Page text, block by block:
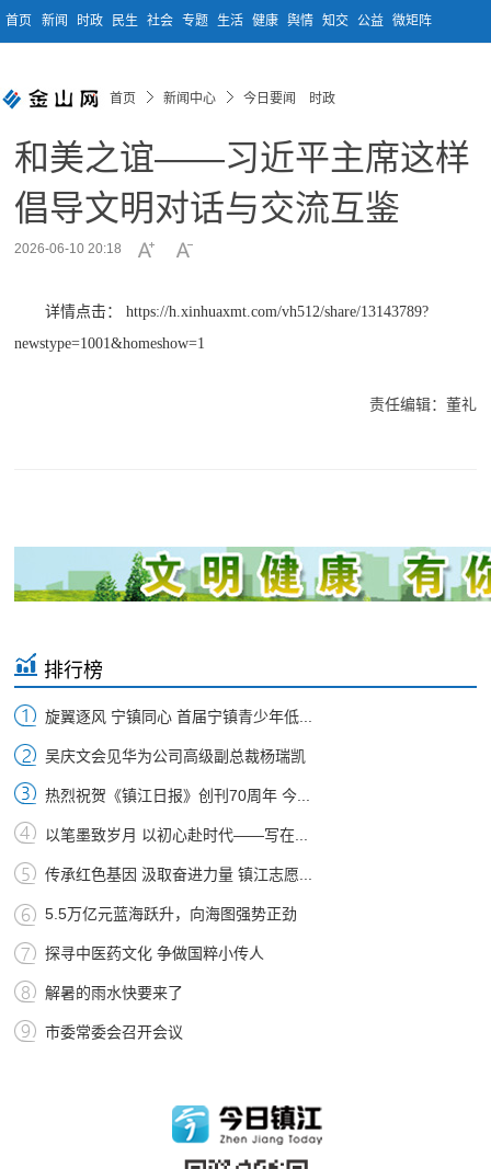
首页 新闻 时政 民生 社会 专题 生活 健康 舆情 知交 公益 微矩阵
首页 新闻中心 今日要闻 时政
和美之谊——习近平主席这样
倡导文明对话与交流互鉴
2026-06-10 20:18
详情点击： https://h.xinhuaxmt.com/vh512/share/13143789?
newstype=1001&homeshow=1
责任编辑：董礼
排行榜
旋翼逐风 宁镇同心 首届宁镇青少年低...
吴庆文会见华为公司高级副总裁杨瑞凯
热烈祝贺《镇江日报》创刊70周年 今...
以笔墨致岁月 以初心赴时代——写在...
传承红色基因 汲取奋进力量 镇江志愿...
5.5万亿元蓝海跃升，向海图强势正劲
探寻中医药文化 争做国粹小传人
解暑的雨水快要来了
市委常委会召开会议